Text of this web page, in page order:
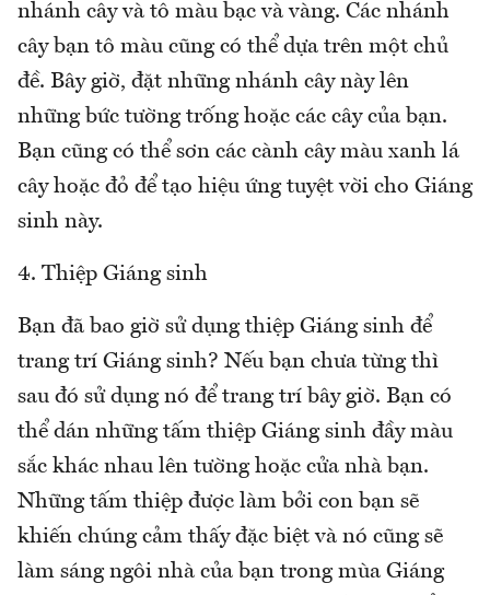
nhánh cây và tô màu bạc và vàng. Các nhánh
cây bạn tô màu cũng có thể dựa trên một chủ
đề. Bây giờ, đặt những nhánh cây này lên
những bức tường trống hoặc các cây của bạn.
Bạn cũng có thể sơn các cành cây màu xanh lá
cây hoặc đỏ để tạo hiệu ứng tuyệt vời cho Giáng
sinh này.
4. Thiệp Giáng sinh
Bạn đã bao giờ sử dụng thiệp Giáng sinh để
trang trí Giáng sinh? Nếu bạn chưa từng thì
sau đó sử dụng nó để trang trí bây giờ. Bạn có
thể dán những tấm thiệp Giáng sinh đầy màu
sắc khác nhau lên tường hoặc cửa nhà bạn.
Những tấm thiệp được làm bởi con bạn sẽ
khiến chúng cảm thấy đặc biệt và nó cũng sẽ
làm sáng ngôi nhà của bạn trong mùa Giáng